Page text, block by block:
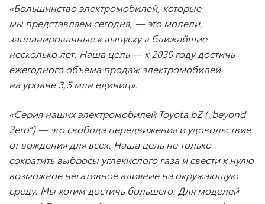
«Большинство электромобилей, которые
мы представляем сегодня, — это модели,
запланированные к выпуску в ближайшие
несколько лет. Наша цель — к 2030 году достичь
ежегодного объема продаж электромобилей
на уровне 3,5 млн единиц».
«Серия наших электромобилей Toyota bZ („beyond
Zero“) — это свобода передвижения и удовольствие
от вождения для всех. Наша цель не только
сократить выбросы углекислого газа и свести к нулю
возможное негативное влияние на окружающую
среду. Мы хотим достичь большего. Для моделей